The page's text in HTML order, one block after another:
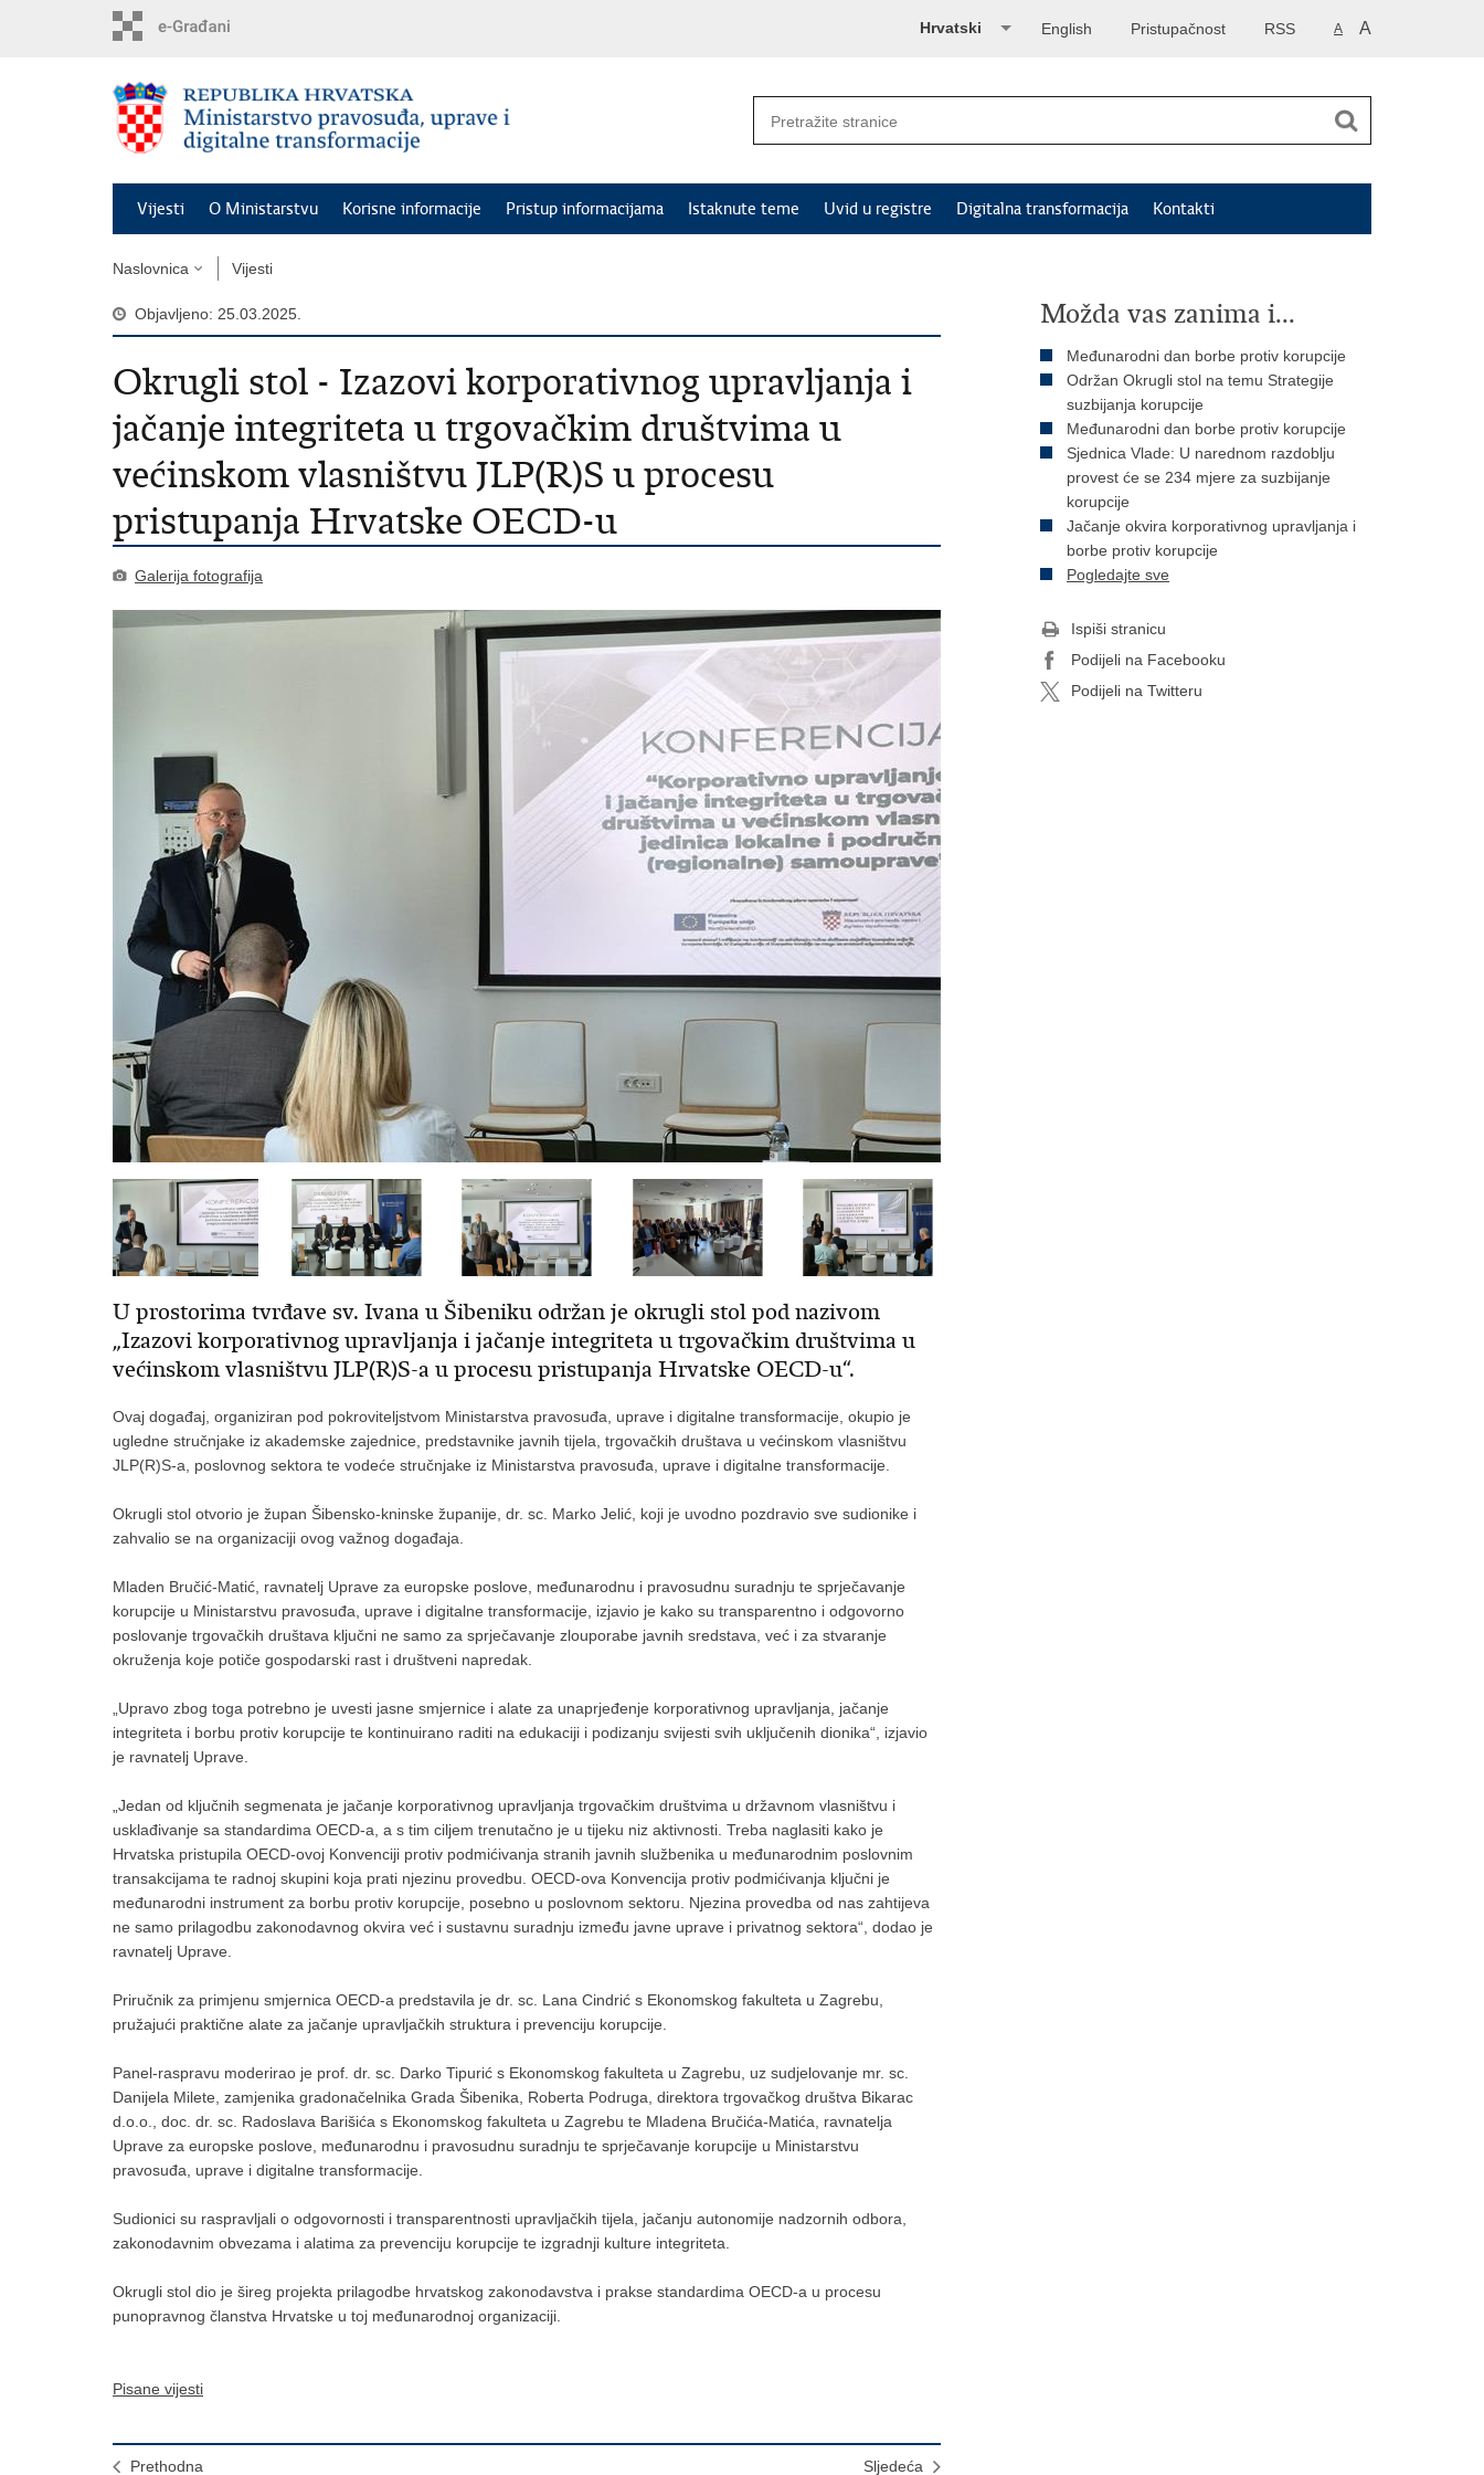
A A
RSS
Pristupačnost
English
Hrvatski
Vijesti O Ministarstvu Korisne informacije Pristup informacijama Istaknute teme Uvid u registre Digitalna transformacija Kontakti
Naslovnica Vijesti
Objavljeno: 25.03.2025.
Okrugli stol - Izazovi korporativnog upravljanja i
jačanje integriteta u trgovačkim društvima u
većinskom vlasništvu JLP(R)S u procesu
pristupanja Hrvatske OECD-u
Galerija fotografija
U prostorima tvrđave sv. Ivana u Šibeniku održan je okrugli stol pod nazivom
„Izazovi korporativnog upravljanja i jačanje integriteta u trgovačkim društvima u
većinskom vlasništvu JLP(R)S-a u procesu pristupanja Hrvatske OECD-u“.
Ovaj događaj, organiziran pod pokroviteljstvom Ministarstva pravosuđa, uprave i digitalne transformacije, okupio je
ugledne stručnjake iz akademske zajednice, predstavnike javnih tijela, trgovačkih društava u većinskom vlasništvu
JLP(R)S-a, poslovnog sektora te vodeće stručnjake iz Ministarstva pravosuđa, uprave i digitalne transformacije.
Okrugli stol otvorio je župan Šibensko-kninske županije, dr. sc. Marko Jelić, koji je uvodno pozdravio sve sudionike i
zahvalio se na organizaciji ovog važnog događaja.
Mladen Bručić-Matić, ravnatelj Uprave za europske poslove, međunarodnu i pravosudnu suradnju te sprječavanje
korupcije u Ministarstvu pravosuđa, uprave i digitalne transformacije, izjavio je kako su transparentno i odgovorno
poslovanje trgovačkih društava ključni ne samo za sprječavanje zlouporabe javnih sredstava, već i za stvaranje
okruženja koje potiče gospodarski rast i društveni napredak.
„Upravo zbog toga potrebno je uvesti jasne smjernice i alate za unaprjeđenje korporativnog upravljanja, jačanje
integriteta i borbu protiv korupcije te kontinuirano raditi na edukaciji i podizanju svijesti svih uključenih dionika“, izjavio
je ravnatelj Uprave.
„Jedan od ključnih segmenata je jačanje korporativnog upravljanja trgovačkim društvima u državnom vlasništvu i
usklađivanje sa standardima OECD-a, a s tim ciljem trenutačno je u tijeku niz aktivnosti. Treba naglasiti kako je
Hrvatska pristupila OECD-ovoj Konvenciji protiv podmićivanja stranih javnih službenika u međunarodnim poslovnim
transakcijama te radnoj skupini koja prati njezinu provedbu. OECD-ova Konvencija protiv podmićivanja ključni je
međunarodni instrument za borbu protiv korupcije, posebno u poslovnom sektoru. Njezina provedba od nas zahtijeva
ne samo prilagodbu zakonodavnog okvira već i sustavnu suradnju između javne uprave i privatnog sektora“, dodao je
ravnatelj Uprave.
Priručnik za primjenu smjernica OECD-a predstavila je dr. sc. Lana Cindrić s Ekonomskog fakulteta u Zagrebu,
pružajući praktične alate za jačanje upravljačkih struktura i prevenciju korupcije.
Panel-raspravu moderirao je prof. dr. sc. Darko Tipurić s Ekonomskog fakulteta u Zagrebu, uz sudjelovanje mr. sc.
Danijela Milete, zamjenika gradonačelnika Grada Šibenika, Roberta Podruga, direktora trgovačkog društva Bikarac
d.o.o., doc. dr. sc. Radoslava Barišića s Ekonomskog fakulteta u Zagrebu te Mladena Bručića-Matića, ravnatelja
Uprave za europske poslove, međunarodnu i pravosudnu suradnju te sprječavanje korupcije u Ministarstvu
pravosuđa, uprave i digitalne transformacije.
Sudionici su raspravljali o odgovornosti i transparentnosti upravljačkih tijela, jačanju autonomije nadzornih odbora,
zakonodavnim obvezama i alatima za prevenciju korupcije te izgradnji kulture integriteta.
Okrugli stol dio je šireg projekta prilagodbe hrvatskog zakonodavstva i prakse standardima OECD-a u procesu
punopravnog članstva Hrvatske u toj međunarodnoj organizaciji.
Pisane vijesti
Prethodna Sljedeća
Možda vas zanima i...
Međunarodni dan borbe protiv korupcije
Održan Okrugli stol na temu Strategije
suzbijanja korupcije
Međunarodni dan borbe protiv korupcije
Sjednica Vlade: U narednom razdoblju
provest će se 234 mjere za suzbijanje
korupcije
Jačanje okvira korporativnog upravljanja i
borbe protiv korupcije
Pogledajte sve
Ispiši stranicu
Podijeli na Facebooku
Podijeli na Twitteru